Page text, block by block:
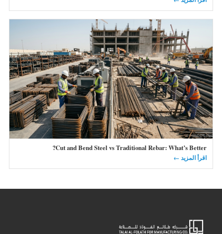
Cut and Bend Steel vs Traditional Rebar: What’s Better?
اقرأ المزيد ←